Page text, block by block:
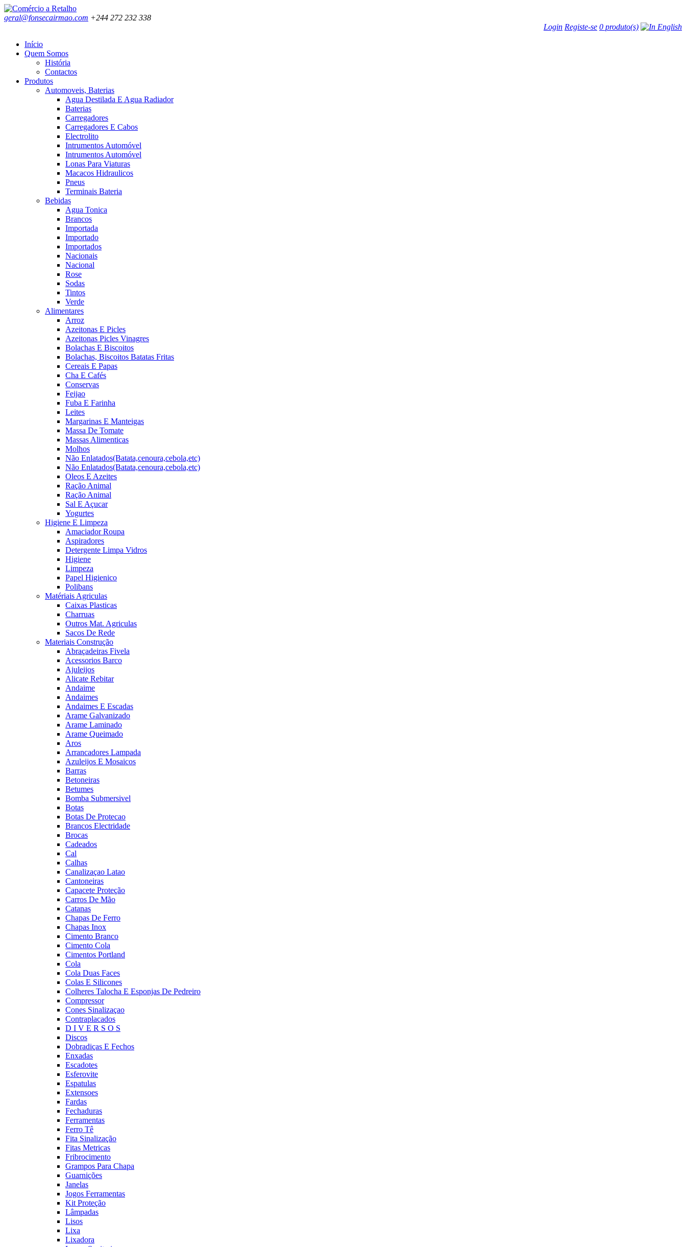
geral@fonsecairmao.com +244 272 232 338
Login Registe-se 0 produto(s)
Início
Quem Somos
História
Contactos
Produtos
Automoveis, Baterias
Agua Destilada E Agua Radiador
Baterias
Carregadores
Carregadores E Cabos
Electrolito
Intrumentos Automóvel
Intrumentos Automóvel
Lonas Para Viaturas
Macacos Hidraulicos
Pneus
Terminais Bateria
Bebidas
Agua Tonica
Brancos
Importada
Importado
Importados
Nacionais
Nacional
Rose
Sodas
Tintos
Verde
Alimentares
Arroz
Azeitonas E Picles
Azeitonas Picles Vinagres
Bolachas E Biscoitos
Bolachas, Biscoitos Batatas Fritas
Cereais E Papas
Cha E Cafés
Conservas
Feijao
Fuba E Farinha
Leites
Margarinas E Manteigas
Massa De Tomate
Massas Alimenticas
Molhos
Não Enlatados(Batata,cenoura,cebola,etc)
Não Enlatados(Batata,cenoura,cebola,etc)
Oleos E Azeites
Ração Animal
Ração Animal
Sal E Açucar
Yogurtes
Higiene E Limpeza
Amaciador Roupa
Aspiradores
Detergente Limpa Vidros
Higiene
Limpeza
Papel Higienico
Polibans
Matériais Agriculas
Caixas Plasticas
Charruas
Outros Mat. Agriculas
Sacos De Rede
Materiais Construção
Abraçadeiras Fivela
Acessorios Barco
Ajuleijos
Alicate Rebitar
Andaime
Andaimes
Andaimes E Escadas
Arame Galvanizado
Arame Laminado
Arame Queimado
Aros
Arrancadores Lampada
Azuleijos E Mosaicos
Barras
Betoneiras
Betumes
Bomba Submersivel
Botas
Botas De Protecao
Brancos Electridade
Brocas
Cadeados
Cal
Calhas
Canalizaçao Latao
Cantoneiras
Capacete Proteção
Carros De Mão
Catanas
Chapas De Ferro
Chapas Inox
Cimento Branco
Cimento Cola
Cimentos Portland
Cola
Cola Duas Faces
Colas E Silicones
Colheres Talocha E Esponjas De Pedreiro
Compressor
Cones Sinalizaçao
Contraplacados
D I V E R S O S
Discos
Dobradiças E Fechos
Enxadas
Escadotes
Esferovite
Espatulas
Extensoes
Fardas
Fechaduras
Ferramentas
Ferro Tê
Fita Sinalização
Fitas Metricas
Fribrocimento
Grampos Para Chapa
Guarnições
Janelas
Jogos Ferramentas
Kit Proteção
Lâmpadas
Lisos
Lixa
Lixadora